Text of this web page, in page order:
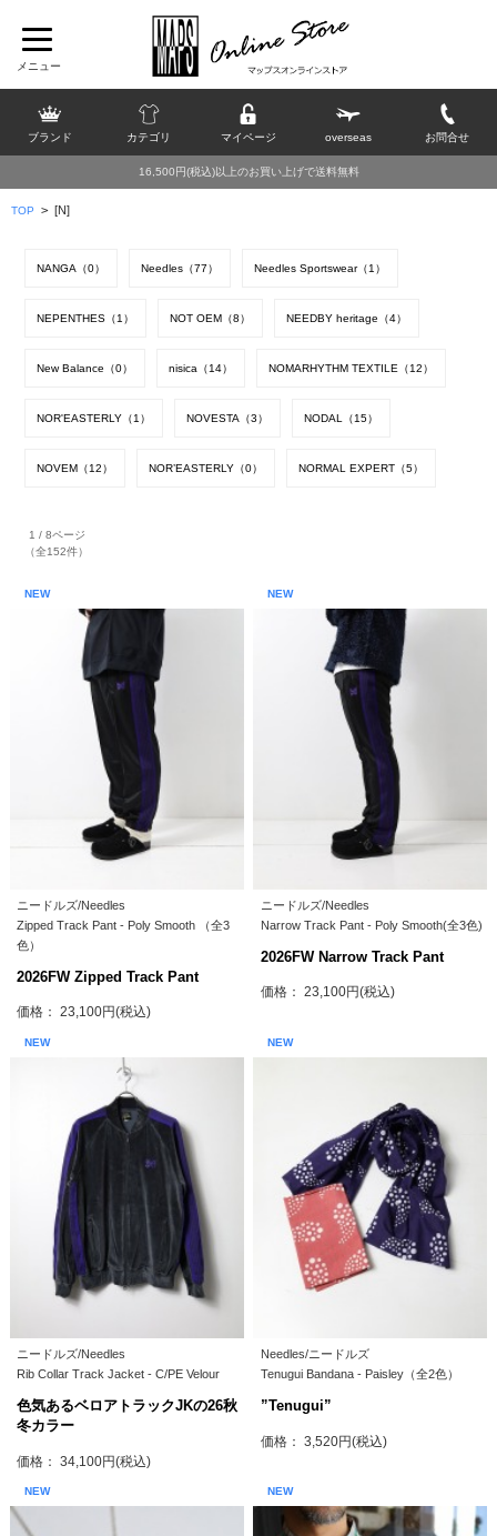
ブランド カテゴリ マイページ overseas お問合せ
16,500円(税込)以上のお買い上げで送料無料
TOP > [N]
NANGA（0） Needles（77） Needles Sportswear（1）
NEPENTHES（1） NOT OEM（8） NEEDBY heritage（4）
New Balance（0） nisica（14） NOMARHYTHM TEXTILE（12）
NOR'EASTERLY（1） NOVESTA（3） NODAL（15）
NOVEM（12） NOR’EASTERLY（0） NORMAL EXPERT（5）
1 / 8ページ
（全152件）
NEW
ニードルズ/Needles
Zipped Track Pant - Poly Smooth （全3
色）
2026FW Zipped Track Pant
価格： 23,100円(税込)
NEW
ニードルズ/Needles
Narrow Track Pant - Poly Smooth(全3色)
2026FW Narrow Track Pant
価格： 23,100円(税込)
NEW
ニードルズ/Needles
Rib Collar Track Jacket - C/PE Velour
色気あるベロアトラックJKの26秋
冬カラー
価格： 34,100円(税込)
NEW
Needles/ニードルズ
Tenugui Bandana - Paisley（全2色）
”Tenugui”
価格： 3,520円(税込)
NEW NEW